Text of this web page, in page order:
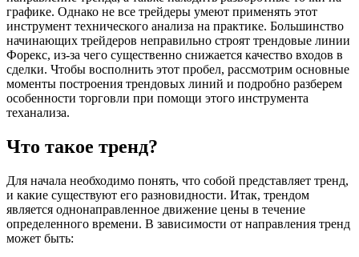
графике. Однако не все трейдеры умеют применять этот
инструмент технического анализа на практике. Большинство
начинающих трейдеров неправильно строят трендовые линии
Форекс, из-за чего существенно снижается качество входов в
сделки. Чтобы восполнить этот пробел, рассмотрим основные
моменты построения трендовых линий и подробно разберем
особенности торговли при помощи этого инструмента
теханализа.
Что такое тренд?
Для начала необходимо понять, что собой представляет тренд,
и какие существуют его разновидности. Итак, трендом
является однонаправленное движение цены в течение
определенного времени. В зависимости от направления тренд
может быть: